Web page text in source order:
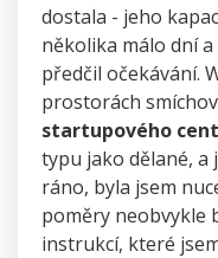
dostala - jeho
několika málo dní
předčil očekávání.
prostorách
startupového
typu jako dělané, a
ráno, byla jsem
poměry neobvykle
instrukcí, které